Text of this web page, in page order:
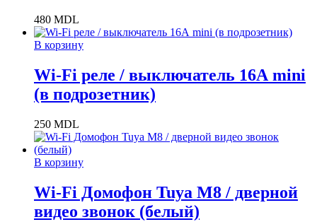
480 MDL
В корзину
Wi-Fi реле / выключатель 16А mini
(в подрозетник)
250 MDL
В корзину
Wi-Fi Домофон Tuya M8 / дверной
видео звонок (белый)